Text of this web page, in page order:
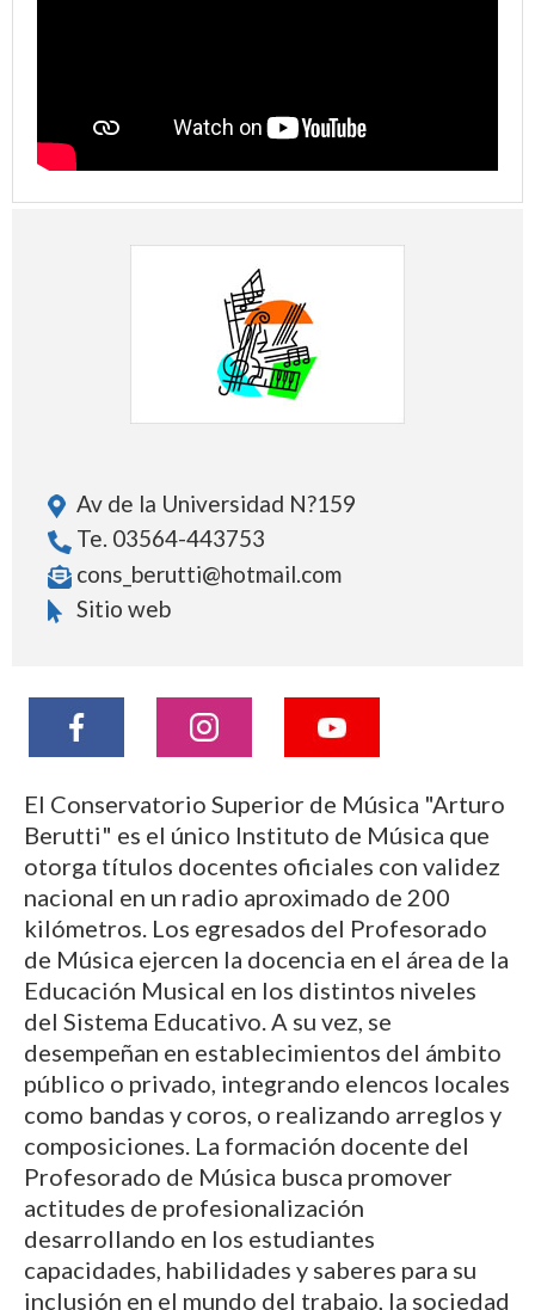
Av de la Universidad N?159
Te. 03564-443753
cons_berutti@hotmail.com
Sitio web
El Conservatorio Superior de Música "Arturo
Berutti" es el único Instituto de Música que
otorga títulos docentes oficiales con validez
nacional en un radio aproximado de 200
kilómetros. Los egresados del Profesorado
de Música ejercen la docencia en el área de la
Educación Musical en los distintos niveles
del Sistema Educativo. A su vez, se
desempeñan en establecimientos del ámbito
público o privado, integrando elencos locales
como bandas y coros, o realizando arreglos y
composiciones. La formación docente del
Profesorado de Música busca promover
actitudes de profesionalización
desarrollando en los estudiantes
capacidades, habilidades y saberes para su
inclusión en el mundo del trabajo, la sociedad